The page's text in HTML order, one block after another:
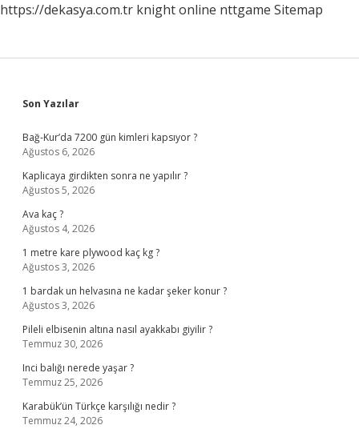
https://dekasya.com.tr knight online nttgame Sitemap
Sidebar
Son Yazılar
Bağ-Kur’da 7200 gün kimleri kapsıyor ?
Ağustos 6, 2026
Kaplicaya girdikten sonra ne yapılır ?
Ağustos 5, 2026
Ava kaç ?
Ağustos 4, 2026
1 metre kare plywood kaç kg ?
Ağustos 3, 2026
1 bardak un helvasına ne kadar şeker konur ?
Ağustos 3, 2026
Pileli elbisenin altına nasıl ayakkabı giyilir ?
Temmuz 30, 2026
Inci balığı nerede yaşar ?
Temmuz 25, 2026
Karabük’ün Türkçe karşılığı nedir ?
Temmuz 24, 2026